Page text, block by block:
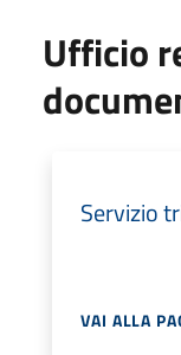
Ufficio
Servizio
VAI ALLA